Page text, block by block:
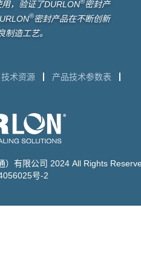
，验证了DURLON 密封产
®密封产品在不断创新
制造工艺。
技术资源 产品技术参数表
有限公司 2024 All Rights
号-2